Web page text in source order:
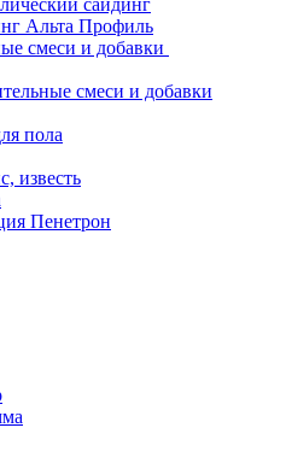
сайдинг
Альта Профиль
смеси и добавки
смеси и добавки
пола
известь
Пенетрон